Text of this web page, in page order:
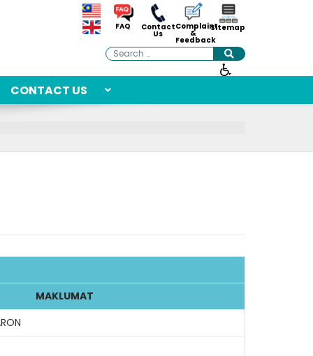
FAQ Contact
Us
Complaint
&
Feedback
Sitemap
Search
CONTACT US
MAKLUMAT